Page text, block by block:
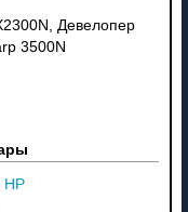
Девелопер
3500N
HP